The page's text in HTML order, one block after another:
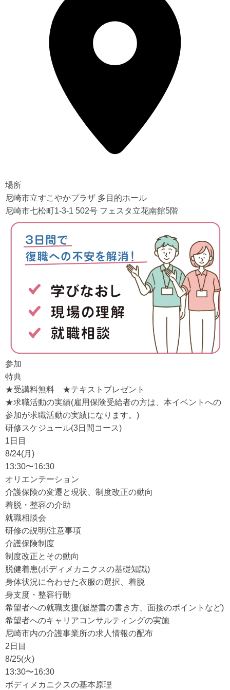
場所
尼崎市立すこやかプラザ 多目的ホール
尼崎市七松町1-3-1 502号 フェスタ立花南館5階
参加
特典
★受講料無料 ★テキストプレゼント
★求職活動の実績(雇用保険受給者の方は、本イベントへの
参加が求職活動の実績になります。)
研修スケジュール(3日間コース)
1日目
8/24(月)
13:30〜16:30
オリエンテーション
介護保険の変遷と現状、制度改正の動向
着脱・整容の介助
就職相談会
研修の説明/注意事項
介護保険制度
制度改正とその動向
脱健着患(ボディメカニクスの基礎知識)
身体状況に合わせた衣服の選択、着脱
身支度・整容行動
希望者への就職支援(履歴書の書き方、面接のポイントなど)
希望者へのキャリアコンサルティングの実施
尼崎市内の介護事業所の求人情報の配布
2日目
8/25(火)
13:30〜16:30
ボディメカニクスの基本原理